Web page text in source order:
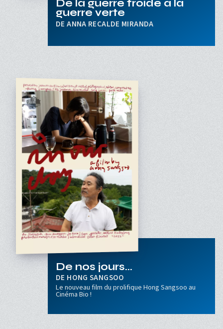
De la guerre froide à la
guerre verte
ANNA RECALDE MIRANDA
De nos jours...
HONG SANGSOO
Le nouveau film du prolifique Hong Sangsoo au
Cinéma Bio !